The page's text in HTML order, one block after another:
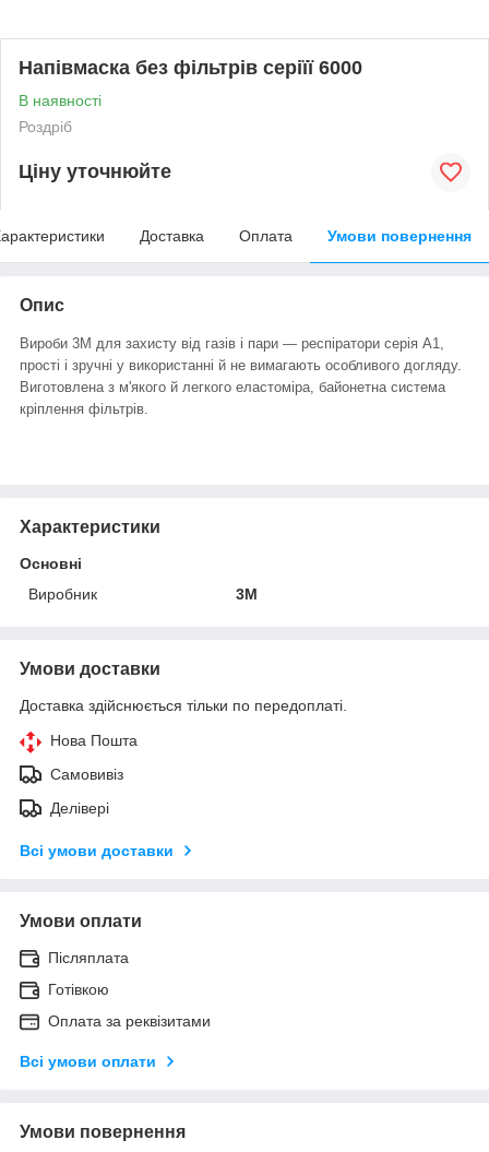
Напівмаска без фільтрів серіїї 6000
В наявності
Роздріб
Ціну уточнюйте
Доставка Оплата Умови повернення
Опис
Вироби 3М для захисту від газів і пари ― респіратори серія А1,
прості і зручні у використанні й не вимагають особливого догляду.
Виготовлена з м'якого й легкого еластоміра, байонетна система
кріплення фільтрів.
Характеристики
Основні
Виробник
3М
Умови доставки
Доставка здійснюється тільки по передоплаті.
Нова Пошта
Самовивіз
Делівері
Всі умови доставки
Умови оплати
Післяплата
Готівкою
Оплата за реквізитами
Всі умови оплати
Умови повернення